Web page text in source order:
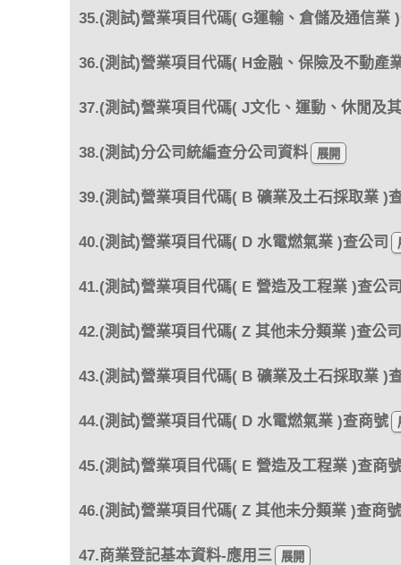
35.(測試)營業項目代碼( G運輸、倉儲及通信業
36.(測試)營業項目代碼( H金融、保險及不動產
37.(測試)營業項目代碼( J文化、運動、休閒及
38.(測試)分公司統編查分公司資料
39.(測試)營業項目代碼( B 礦業及土石採取業 )
40.(測試)營業項目代碼( D 水電燃氣業 )查公司
41.(測試)營業項目代碼( E 營造及工程業 )查公
42.(測試)營業項目代碼( Z 其他未分類業 )查公司
43.(測試)營業項目代碼( B 礦業及土石採取業 )
44.(測試)營業項目代碼( D 水電燃氣業 )查商號
45.(測試)營業項目代碼( E 營造及工程業 )查商
46.(測試)營業項目代碼( Z 其他未分類業 )查商號
47.商業登記基本資料-應用三